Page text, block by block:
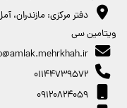
دفتر مرکزی: مازندران،
ویتامین سی
۰۱۱۴۴۷۳۹۵۷۲
۰۹۱۲۰۸۲۴۰۵۹